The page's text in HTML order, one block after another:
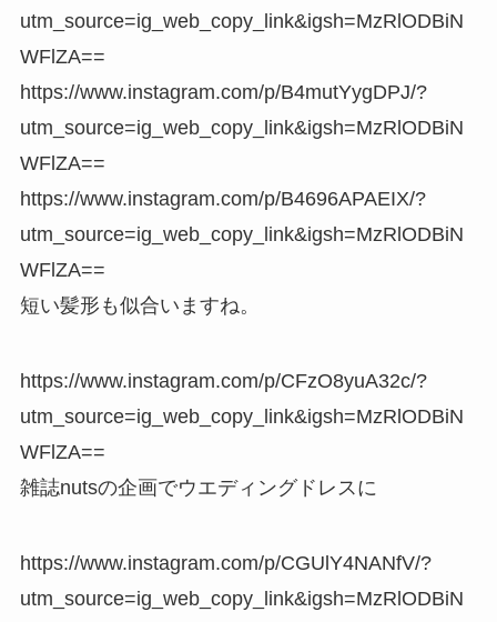
utm_source=ig_web_copy_link&igsh=MzRlODBiN
WFlZA==
https://www.instagram.com/p/B4mutYygDPJ/?
utm_source=ig_web_copy_link&igsh=MzRlODBiN
WFlZA==
https://www.instagram.com/p/B4696APAEIX/?
utm_source=ig_web_copy_link&igsh=MzRlODBiN
WFlZA==
短い髪形も似合いますね。
https://www.instagram.com/p/CFzO8yuA32c/?
utm_source=ig_web_copy_link&igsh=MzRlODBiN
WFlZA==
雑誌nutsの企画でウエディングドレスに
https://www.instagram.com/p/CGUlY4NANfV/?
utm_source=ig_web_copy_link&igsh=MzRlODBiN